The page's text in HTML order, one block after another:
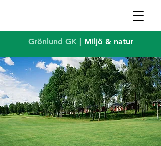
Grönlund GK| Miljö & natur